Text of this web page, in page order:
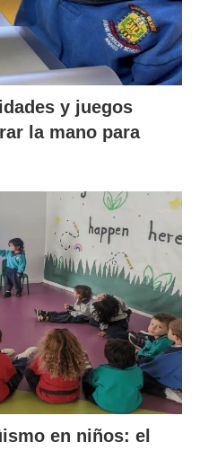
y juegos
la mano para
en niños: el